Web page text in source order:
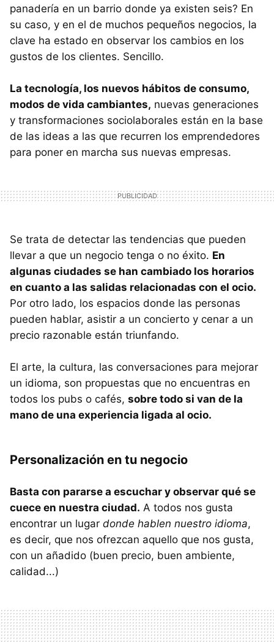
panadería en un barrio donde ya existen seis? En
su caso, y en el de muchos pequeños negocios, la
clave ha estado en observar los cambios en los
gustos de los clientes. Sencillo.
La tecnología, los nuevos hábitos de consumo,
modos de vida cambiantes, nuevas generaciones
y transformaciones sociolaborales están en la base
de las ideas a las que recurren los emprendedores
para poner en marcha sus nuevas empresas.
Se trata de detectar las tendencias que pueden
llevar a que un negocio tenga o no éxito. En
algunas ciudades se han cambiado los horarios
en cuanto a las salidas relacionadas con el ocio.
Por otro lado, los espacios donde las personas
pueden hablar, asistir a un concierto y cenar a un
precio razonable están triunfando.
El arte, la cultura, las conversaciones para mejorar
un idioma, son propuestas que no encuentras en
todos los pubs o cafés, sobre todo si van de la
mano de una experiencia ligada al ocio.
Personalización en tu negocio
Basta con pararse a escuchar y observar qué se
cuece en nuestra ciudad. A todos nos gusta
encontrar un lugar donde hablen nuestro idioma,
es decir, que nos ofrezcan aquello que nos gusta,
con un añadido (buen precio, buen ambiente,
calidad...)